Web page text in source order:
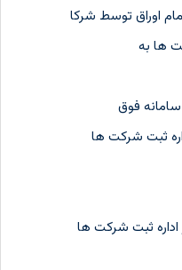
اوراق توسط شرکا
ها به
فوق
ثبت شرکت ها
ثبت شرکت ها